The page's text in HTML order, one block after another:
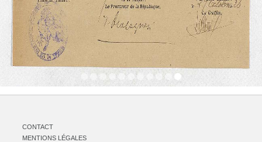
CONTACT
MENTIONS LÉGALES